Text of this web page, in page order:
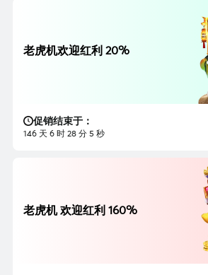
老虎机欢迎红利 20%
促销结束于：
146 天 6 时 28 分 3 秒
老虎机 欢迎红利 160%